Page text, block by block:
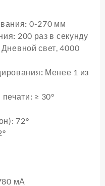
0-270 мм
200 раз в секунду
Дневной свет, 4000
Менее 1 из
печати: ≥ 30°
72°
мА